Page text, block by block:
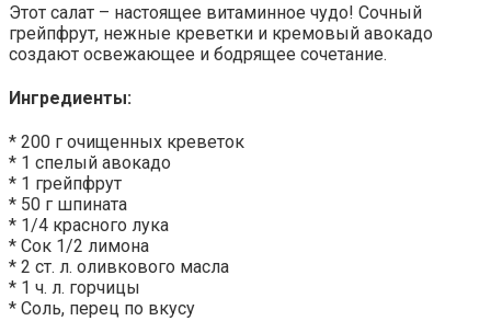
Этот салат – настоящее витаминное чудо! Сочный
грейпфрут, нежные креветки и кремовый авокадо
создают освежающее и бодрящее сочетание.
Ингредиенты:
* 200 г очищенных креветок
* 1 спелый авокадо
* 1 грейпфрут
* 50 г шпината
* 1/4 красного лука
* Сок 1/2 лимона
* 2 ст. л. оливкового масла
* 1 ч. л. горчицы
* Соль, перец по вкусу